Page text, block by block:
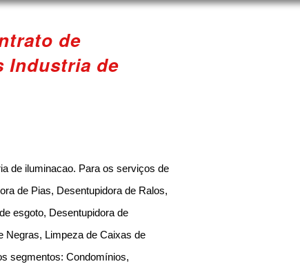
de
Industria de
de iluminacao. Para os serviços de
de Pias, Desentupidora de Ralos,
esgoto, Desentupidora de
Negras, Limpeza de Caixas de
segmentos: Condomínios,